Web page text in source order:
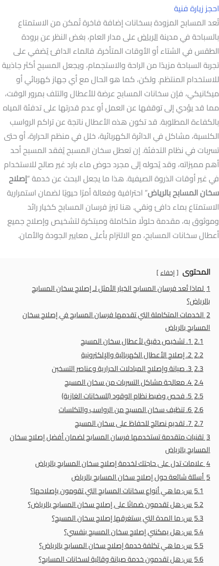
احجز زيارة فنية
تُعد المسابح المزودة بسخانات إضافة فاخرة تُمكن من الاستمتاع
بالسباحة في مدينةالرياضعلى مدار العام، بغض النظر عن برودة
الطقس في الشتاء أو الأوقات المتأخرة. فالماء الدافئ يُضفي على
تجربة السباحة مزيدًا من الراحة والاستجمام، ويجعل المسبح أكثر جاذبية
للاستخدام المنتظم. ولكن، كما هو الحال مع أي جهاز كهربائي أو
ميكانيكي، فإن سخانات المسابح عرضة للأعطال والتلف بمرور الوقت،
مما قد يؤدي إلى توقفها عن العمل أو عدم قدرتها على تدفئة المياه
بالكفاءة المطلوبة. قد تكون هذه الأعطال ناتجة عن تراكم الرواسب
الكلسية، مشاكل في الدائرة الكهربائية، خلل في منظم الحرارة، أو حتى
تسربات في نظام التدفئة. إن تعطل سخان المسبح يُفقد المسبح أحد
أهم مميزاته، وقد يُحوله إلى مجرد حوض ماء بارد غير صالح للاستخدام
في غير أوقات الذروة الصيفية. هذا ما يجعل البحث عن خدمة “إصلاح
سخان المسابح بالرياض” احترافية وفعالة أمرًا حيويًا لضمان استمرارية
الاستمتاع بماء دافئ ونقي. هنا تبرز فرسان المسابح كخيار رائد
وموثوق به، مقدمة حلولًا متكاملة ومبتكرة لتشخيص وإصلاح جميع
أعطال سخانات المسابح، مع الالتزام بأعلى معايير الجودة والأمان.
المحتوى إخفاء
1لماذا تُعد فرسان المسابح الخيار الأمثل لـ إصلاح سخان المسابح
بالرياض؟
2الخدمات المتكاملة التي تقدمها فرسان المسابح في إصلاح سخان
المسابح بالرياض
2.11. تشخيص دقيق لأعطال سخان المسبح
2.22. إصلاح الأعطال الكهربائية والإلكترونية
2.33. صيانة وإصلاح المبادلات الحرارية وعناصر التسخين
2.44. معالجة مشاكل التسربات من سخان المسبح
2.55. فحص وضبط نظام الوقود (للسخانات الغازية)
2.66. تنظيف سخان المسبح من الرواسب والتكلسات
2.77. تقديم نصائح للحفاظ على سخان المسبح
3تقنيات متقدمة تستخدمها فرسان المسابح لضمان أفضل إصلاح سخان
المسابح بالرياض
4علامات تدل على حاجتك لخدمة إصلاح سخان المسابح بالرياض
5أسئلة شائعة حول إصلاح سخان المسابح بالرياض
5.1س: ما هي أنواع سخانات المسابح التي تقومون بإصلاحها؟
5.2س: هل تقدمون ضمانًا على إصلاح سخان المسابح بالرياض؟
5.3س: ما المدة التي يستغرقها إصلاح سخان المسبح؟
5.4س: هل يمكنني إصلاح سخان المسبح بنفسي؟
5.5س: ما هي تكلفة خدمة إصلاح سخان المسابح بالرياض؟
5.6س: هل تقدمون خدمة صيانة وقائية لسخانات المسابح؟